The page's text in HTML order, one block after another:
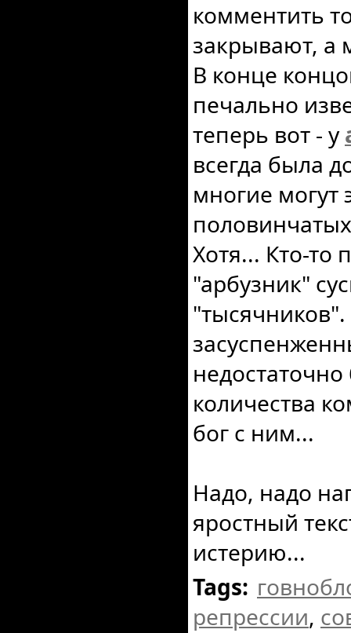
комментить
закрывают, а
В конце
печально
теперь вот - у
всегда была
многие
Хотя... Кто-то
"арбузник"
количества
бог с ним...
Надо, надо
яростный
истерию...
Tags:
репрессии,